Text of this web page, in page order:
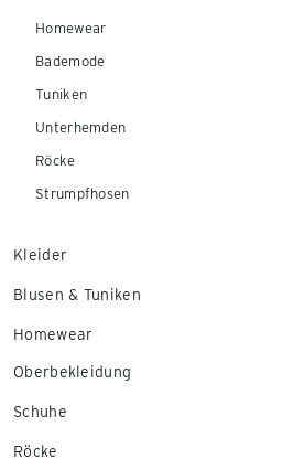
Homewear
Bademode
Tuniken
Unterhemden
Röcke
Strumpfhosen
Kleider
Blusen & Tuniken
Homewear
Oberbekleidung
Schuhe
Röcke